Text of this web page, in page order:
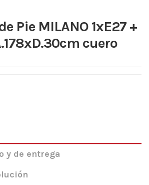
Pie MILANO 1xE27 +
cuero
y de entrega